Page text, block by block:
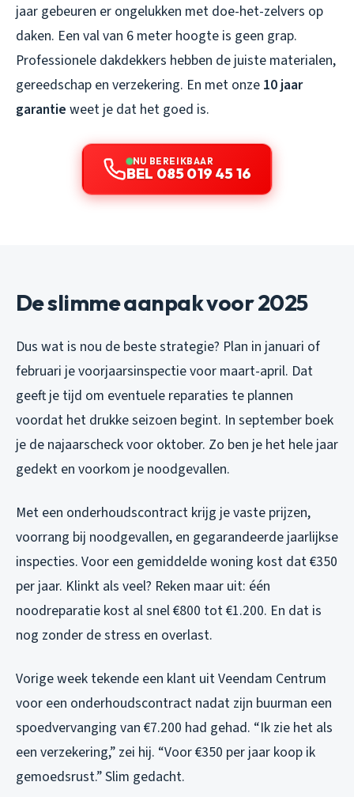
jaar gebeuren er ongelukken met doe-het-zelvers op
daken. Een val van 6 meter hoogte is geen grap.
Professionele dakdekkers hebben de juiste materialen,
gereedschap en verzekering. En met onze 10 jaar
garantie weet je dat het goed is.
NU BEREIKBAAR
BEL 085 019 45 16
De slimme aanpak voor 2025
Dus wat is nou de beste strategie? Plan in januari of
februari je voorjaarsinspectie voor maart-april. Dat
geeft je tijd om eventuele reparaties te plannen
voordat het drukke seizoen begint. In september boek
je de najaarscheck voor oktober. Zo ben je het hele jaar
gedekt en voorkom je noodgevallen.
Met een onderhoudscontract krijg je vaste prijzen,
voorrang bij noodgevallen, en gegarandeerde jaarlijkse
inspecties. Voor een gemiddelde woning kost dat €350
per jaar. Klinkt als veel? Reken maar uit: één
noodreparatie kost al snel €800 tot €1.200. En dat is
nog zonder de stress en overlast.
Vorige week tekende een klant uit Veendam Centrum
voor een onderhoudscontract nadat zijn buurman een
spoedvervanging van €7.200 had gehad. “Ik zie het als
een verzekering,” zei hij. “Voor €350 per jaar koop ik
gemoedsrust.” Slim gedacht.